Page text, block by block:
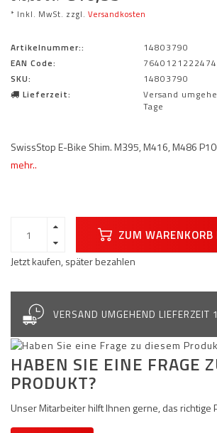
* Inkl. MwSt. zzgl. Versandkosten
Artikelnummer::
14803790
EAN Code:
7640121222474
SKU:
14803790
Lieferzeit:
Versand
Tage
SwissStop E-Bike Shim. M395, M416, M486
mehr..
ZUM
Jetzt kaufen, später bezahlen
VERSAND UMGEHEND LIEFERZEIT
HABEN SIE EINE FRAGE
PRODUKT?
Unser Mitarbeiter hilft Ihnen gerne, das richtige